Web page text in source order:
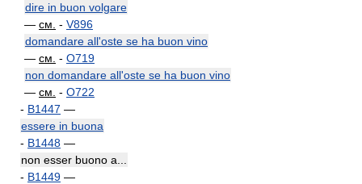
dire in buon volgare
— см. - V896
domandare all'oste se ha buon vino
— см. - O719
non domandare all'oste se ha buon vino
— см. - O722
- B1447 —
essere in buona
- B1448 —
non esser buono a...
- B1449 —